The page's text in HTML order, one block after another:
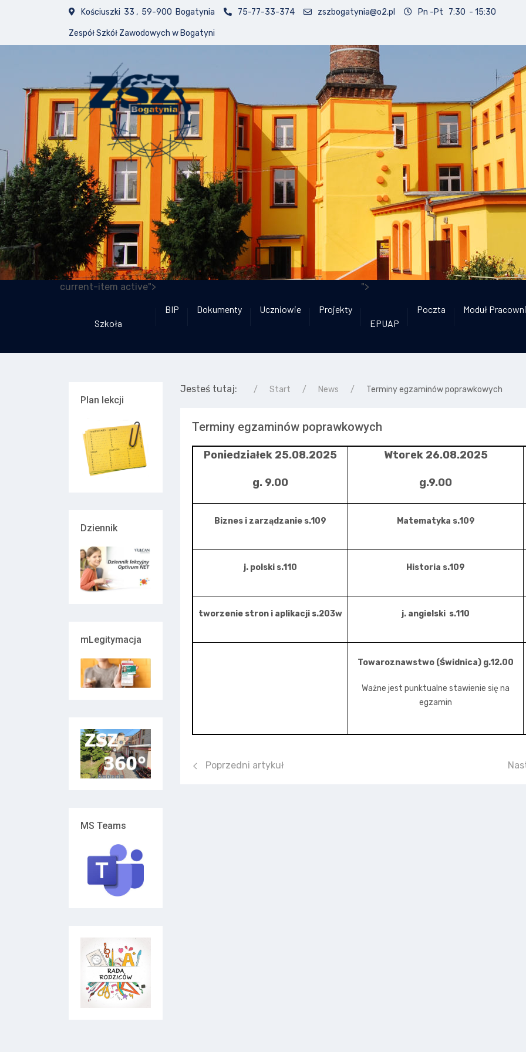
Kościuszki 33 , 59-900 Bogatynia 75-77-33-374 zszbogatynia@o2.pl Pn -Pt 7:30 - 15:30
Zespół Szkół Zawodowych w Bogatyni
current-item active">
Szkoła
BIP Dokumenty Uczniowie Projekty
">
EPUAP
Poczta Moduł
Plan lekcji
Dziennik
mLegitymacja
MS Teams
Jesteś tutaj: Start News Terminy egzaminów poprawkowych
Terminy egzaminów poprawkowych
Poniedziałek 25.08.2025
g. 9.00
Wtorek 26.08.2025
g.9.00
Biznes i zarządzanie s.109 Matematyka s.109
j. polski s.110 Historia s.109
tworzenie stron i aplikacji s.203w j. angielski s.110
Towaroznawstwo (Świdnica) g.12.00
Ważne jest punktualne stawienie się na
egzamin
Poprzedni artykuł: Oferta kształcenia na rok szkolny 2026/27
Poprzedni artykuł